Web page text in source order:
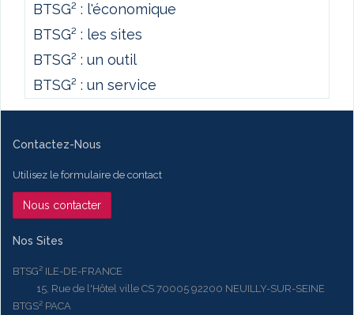
BTSG² : l'économique
BTSG² : les sites
BTSG² : un outil
BTSG² : un service
Contactez-Nous
Utilisez le formulaire de contact
Nous contacter
Nos Sites
BTSG² ILE-DE-FRANCE
15, Rue de l'Hôtel ville CS 70005 92200 NEUILLY-SUR-SEINE
BTGS² PACA